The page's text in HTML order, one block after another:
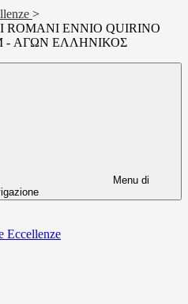
>
ROMANI ENNIO QUIRINO
- ΑΓΩΝ ΕΛΛΗΝΙΚΟΣ
Menu di
Eccellenze